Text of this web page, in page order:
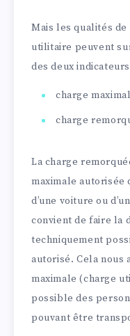
Mais les qualités de
utilitaire peuvent
des deux
charge
charge
La charge
maximale autorisée
d’une voiture ou
convient de faire la
techniquement
autorisé. Cela nous
maximale (charge
possible des
pouvant être